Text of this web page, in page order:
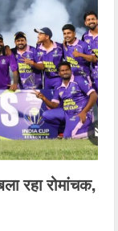
रहा रोमांचक,